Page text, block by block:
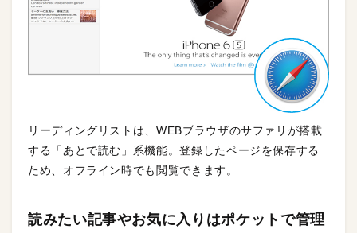
リーディングリストは、WEBブラウザのサファリが搭載
する「あとで読む」系機能。登録したページを保存する
ため、オフライン時でも閲覧できます。
読みたい記事やお気に入りはポケットで管理